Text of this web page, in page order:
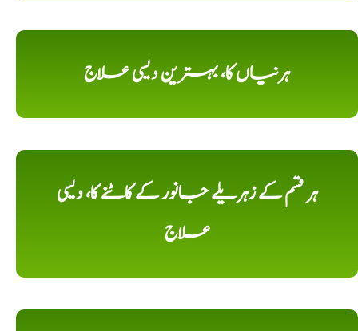
ہرنیاں کا، بہترین دیسی علاج
ہر قسم کے زہریلے جانور کے کاٹنے کا، دیسی
علاج